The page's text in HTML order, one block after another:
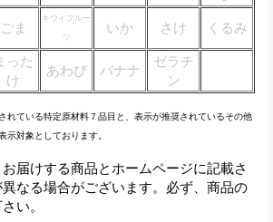
ごま
キウイフルー
ツ
いか さけ くるみ
った
け
あわび バナナ
ゼラチ
ン
れている特定原材料７品目と、表示が推奨されているその他
示対象としております。
届けする商品とホームページに記載さ
なる場合がございます。必ず、商品の
い。